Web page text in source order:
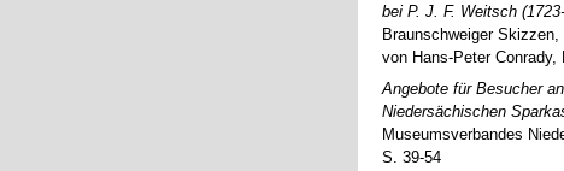
bei P. J. F. Weitsch
Braunschweiger
von Hans-Peter
Angebote für Besucher
Niedersächischen
Museumsverbandes
S. 39-54